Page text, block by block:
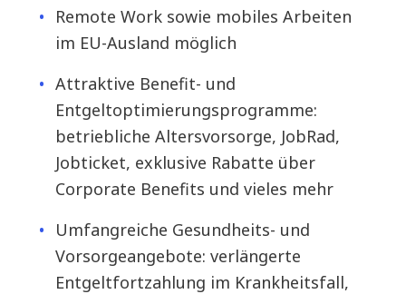
Remote Work sowie mobiles Arbeiten
im EU-Ausland möglich
Attraktive Benefit- und
Entgeltoptimierungsprogramme:
betriebliche Altersvorsorge, JobRad,
Jobticket, exklusive Rabatte über
Corporate Benefits und vieles mehr
Umfangreiche Gesundheits- und
Vorsorgeangebote: verlängerte
Entgeltfortzahlung im Krankheitsfall,